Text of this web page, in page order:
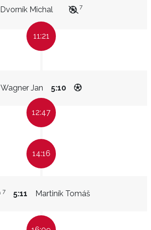
Dvorník Michal 7
11:21
Wagner Jan 5:10
12:47
14:16
Martiník Tomáš
5:11
7